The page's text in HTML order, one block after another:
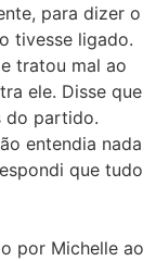
para dizer o
tivesse ligado.
tratou mal ao
ele. Disse que
do partido.
entendia nada
que tudo
por Michelle ao